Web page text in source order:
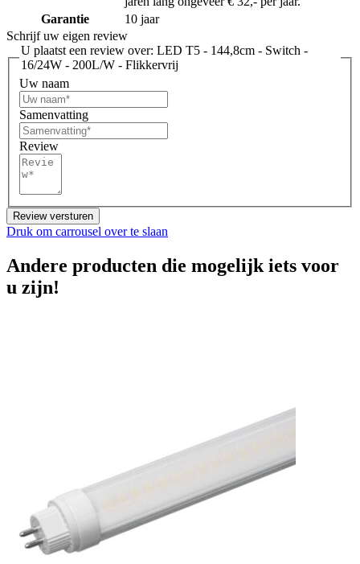
Garantie
10 jaar
Schrijf uw eigen review
U plaatst een review over: LED T5 - 144,8cm - Switch -
16/24W - 200L/W - Flikkervrij
Uw naam
Samenvatting
Review
Review versturen
Druk om carrousel over te slaan
Andere producten die mogelijk iets voor
u zijn!